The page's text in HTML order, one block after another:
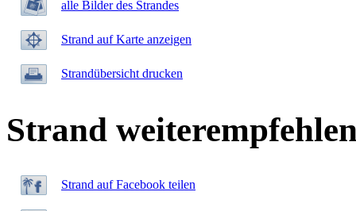
alle Bilder des Strandes
Strand auf Karte anzeigen
Strandübersicht drucken
Strand
Strand auf Facebook teilen